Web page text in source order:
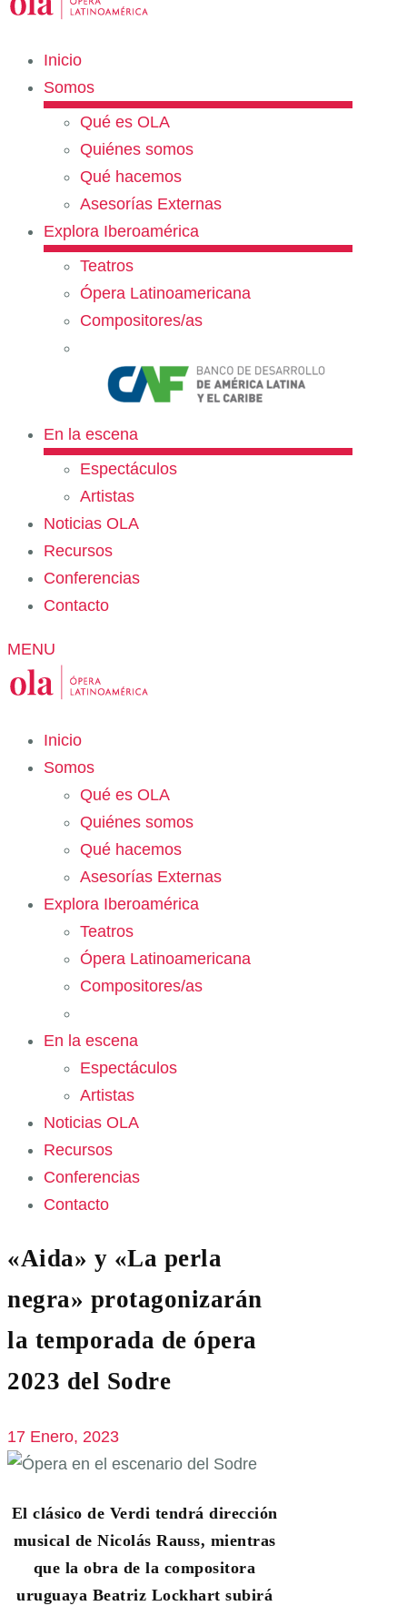
Inicio
Somos
Qué es OLA
Quiénes somos
Qué hacemos
Asesorías Externas
Explora Iberoamérica
Teatros
Ópera Latinoamericana
Compositores/as
En la escena
Espectáculos
Artistas
Noticias OLA
Recursos
Conferencias
Contacto
MENU
Inicio
Somos
Qué es OLA
Quiénes somos
Qué hacemos
Asesorías Externas
Explora Iberoamérica
Teatros
Ópera Latinoamericana
Compositores/as
En la escena
Espectáculos
Artistas
Noticias OLA
Recursos
Conferencias
Contacto
«Aida» y «La perla
negra» protagonizarán
la temporada de ópera
2023 del Sodre
17 Enero, 2023
El clásico de Verdi tendrá dirección
musical de Nicolás Rauss, mientras
que la obra de la compositora
uruguaya Beatriz Lockhart subirá